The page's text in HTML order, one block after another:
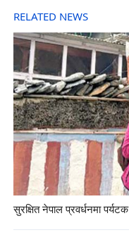
RELATED NEWS
सुरक्षित नेपाल प्रवर्धनमा पर्यटक